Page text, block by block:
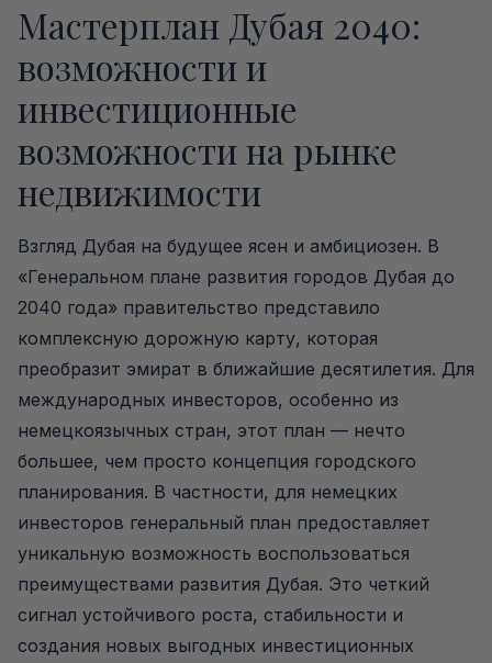
Мастерплан Дубая 2040:
возможности и
инвестиционные
возможности на рынке
недвижимости
Взгляд Дубая на будущее ясен и амбициозен. В
«Генеральном плане развития городов Дубая до
2040 года» правительство представило
комплексную дорожную карту, которая
преобразит эмират в ближайшие десятилетия. Для
международных инвесторов, особенно из
немецкоязычных стран, этот план — нечто
большее, чем просто концепция городского
планирования. В частности, для немецких
инвесторов генеральный план предоставляет
уникальную возможность воспользоваться
преимуществами развития Дубая. Это четкий
сигнал устойчивого роста, стабильности и
создания новых выгодных инвестиционных